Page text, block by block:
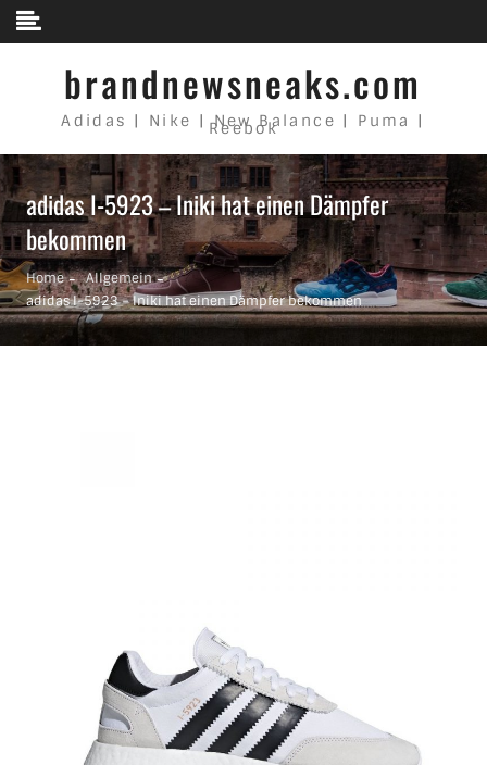
Skip to content
brandnewsneaks.com
Adidas | Nike | New Balance | Puma |
Reebok
adidas I-5923 – Iniki hat einen Dämpfer
bekommen
Home
Allgemein
adidas I-5923 – Iniki hat einen Dämpfer bekommen